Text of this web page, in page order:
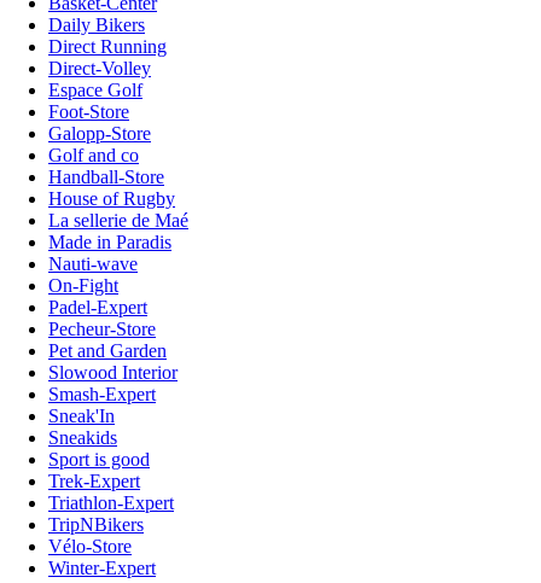
Daily Bikers
Direct Running
Direct-Volley
Espace Golf
Foot-Store
Galopp-Store
Golf and co
Handball-Store
House of Rugby
La sellerie de Maé
Made in Paradis
Nauti-wave
On-Fight
Padel-Expert
Pecheur-Store
Pet and Garden
Slowood Interior
Smash-Expert
Sneak'In
Sneakids
Sport is good
Trek-Expert
Triathlon-Expert
TripNBikers
Vélo-Store
Winter-Expert